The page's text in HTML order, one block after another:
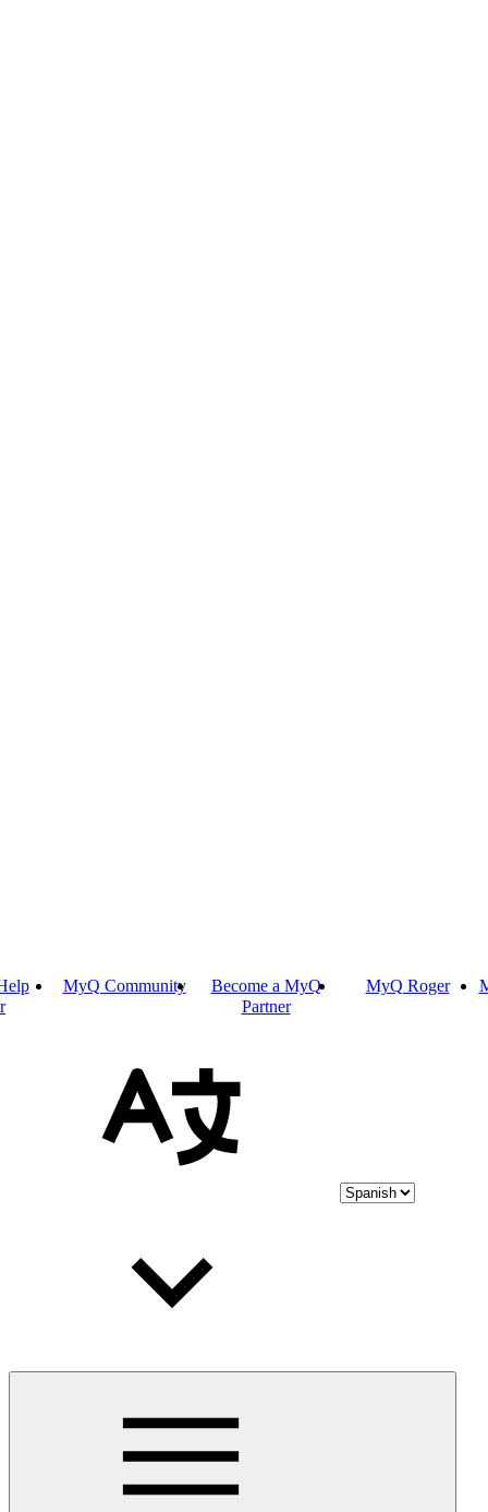
MyQ Community
Become a MyQ
Partner
MyQ Roger